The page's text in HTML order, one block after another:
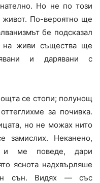
Но не по този
По-вероятно ще
бе подсказал
на живи същества ще
и дарявани с
се стопи; полунощ
за почивка.
но не можах нито
замислих. Неканено,
и ме поведе, дари
яснота надхвърляше
сън. Видях — със